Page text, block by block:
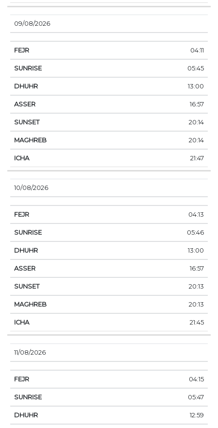
09/08/2026
04:11
05:45
13:00
16:57
20:14
20:14
21:47
10/08/2026
04:13
05:46
13:00
16:57
20:13
20:13
21:45
11/08/2026
04:15
05:47
12:59